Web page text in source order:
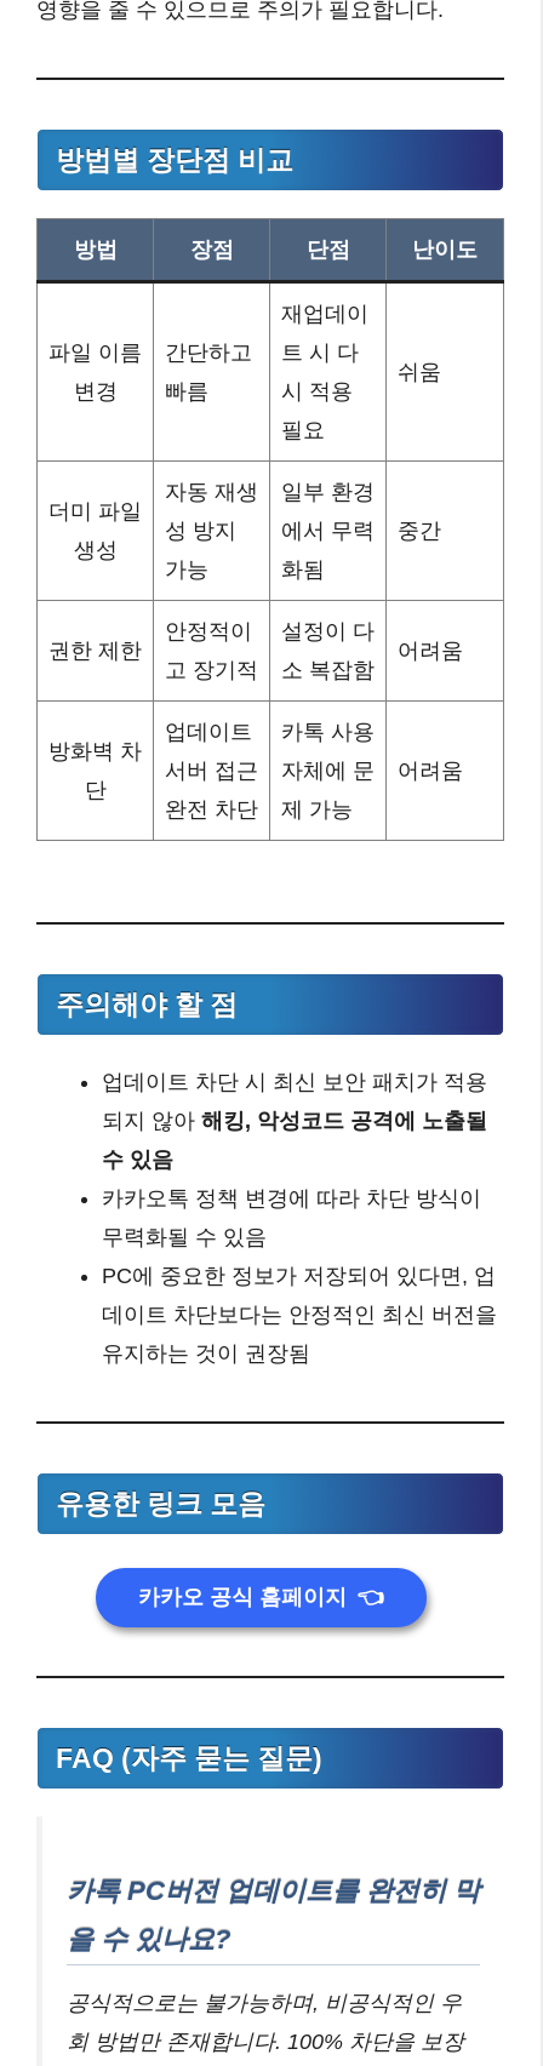
영향을 줄 수 있으므로 주의가 필요합니다.
방법별 장단점 비교
방법 장점 단점 난이도
파일 이름
변경
간단하고
빠름
재업데이
트 시 다
시 적용
필요
쉬움
더미 파일
생성
자동 재생
성 방지
가능
일부 환경
에서 무력
화됨
중간
권한 제한
안정적이
고 장기적
설정이 다
소 복잡함
어려움
방화벽 차
단
업데이트
서버 접근
완전 차단
카톡 사용
자체에 문
제 가능
어려움
주의해야 할 점
업데이트 차단 시 최신 보안 패치가 적용
되지 않아 해킹, 악성코드 공격에 노출될
수 있음
카카오톡 정책 변경에 따라 차단 방식이
무력화될 수 있음
PC에 중요한 정보가 저장되어 있다면, 업
데이트 차단보다는 안정적인 최신 버전을
유지하는 것이 권장됨
유용한 링크 모음
카카오 공식 홈페이지👈
FAQ (자주 묻는 질문)
카톡 PC버전 업데이트를 완전히 막
을 수 있나요?
공식적으로는 불가능하며, 비공식적인 우
회 방법만 존재합니다. 100% 차단을 보장